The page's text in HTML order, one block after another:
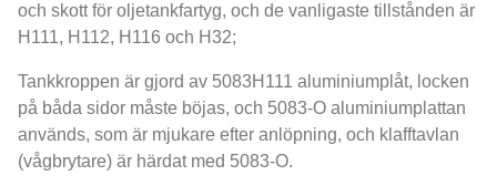
och skott för oljetankfartyg, och de vanligaste tillstånden är
H111, H112, H116 och H32;
Tankkroppen är gjord av 5083H111 aluminiumplåt, locken
på båda sidor måste böjas, och 5083-O aluminiumplattan
används, som är mjukare efter anlöpning, och klafftavlan
(vågbrytare) är härdat med 5083-O.